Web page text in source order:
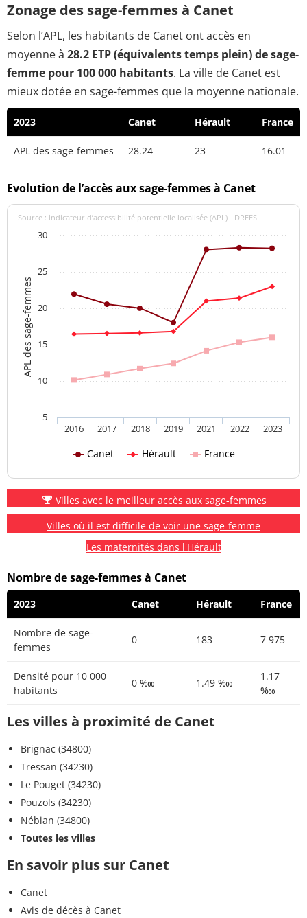
Zonage des sage-femmes à Canet
Selon l’APL, les habitants de Canet ont accès en
moyenne à 28.2 ETP (équivalents temps plein) de sage-
femme pour 100 000 habitants. La ville de Canet est
mieux dotée en sage-femmes que la moyenne nationale.
2023 Canet Hérault France
APL des sage-femmes 28.24 23 16.01
Evolution de l’accès aux sage-femmes à Canet
APL des sage-femmes
Source : indicateur d’accessibilité potentielle localisée (APL) - DREES
Canet Hérault France
2016 2017 2018 2019 2021 2022 2023
5
10
15
20
25
30
Villes avec le meilleur accès aux sage-femmes
Villes où il est difficile de voir une sage-femme
Les maternités dans l'Hérault
Nombre de sage-femmes à Canet
2023 Canet Hérault France
Nombre de sage-
femmes
0 183 7 975
Densité pour 10 000
habitants
0 ‱ 1.49 ‱
1.17
‱
Les villes à proximité de Canet
Brignac (34800)
Tressan (34230)
Le Pouget (34230)
Pouzols (34230)
Nébian (34800)
Toutes les villes
En savoir plus sur Canet
Canet
Avis de décès à Canet